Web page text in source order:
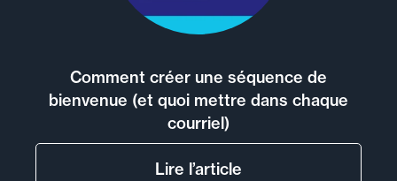
Comment créer une séquence de
bienvenue (et quoi mettre dans chaque
courriel)
Lire l’article